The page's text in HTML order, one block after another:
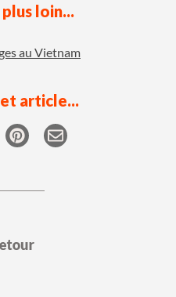
loin...
au Vietnam
article...